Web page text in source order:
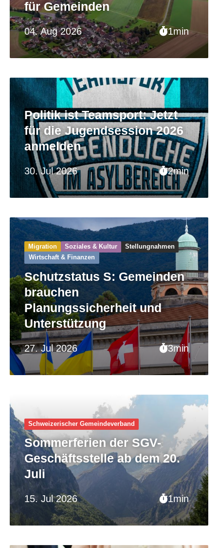
04. Aug 2026 1min
für Gemeinden
30. Jul 2026 2min
Politik ist Teamsport: Jetzt
für die Jugendsession 2026
anmelden
27. Jul 2026 3min
Migration Soziales & Kultur
Stellungnahmen
Wirtschaft & Finanzen
Schutzstatus S: Gemeinden
brauchen
Planungssicherheit und
Unterstützung
15. Jul 2026 1min
Schweizerischer Gemeinde­verband
Sommerferien der SGV-
Geschäftsstelle ab dem 20.
Juli